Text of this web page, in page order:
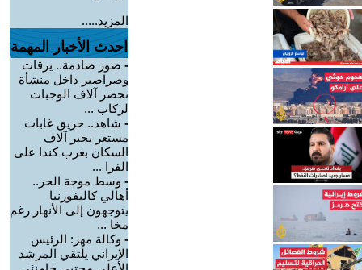
المزيد.....
احدث الأخبار المهمة
- صور صادمة.. يرقات
وصراصير داخل منشأة
تحضر آلاف الوجبات
لركاب ...
- شاهد.. حريق غابات
مستعر يجبر آلاف
السكان بغرب كندا على
الفرا ...
- وسط موجة الحر..
أهالي كاليفورنيا
يتوجهون إلى الأنهار رغم
مخا ...
- وكالة مهر: الرئيس
الإيراني يلتقي المرشد